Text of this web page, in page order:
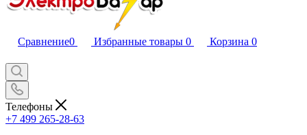
Сравнение0 Избранные товары 0 Корзина 0
Телефоны
+7 499 265-28-63